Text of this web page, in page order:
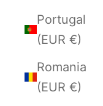
Portugal
(EUR €)
Romania
(EUR €)